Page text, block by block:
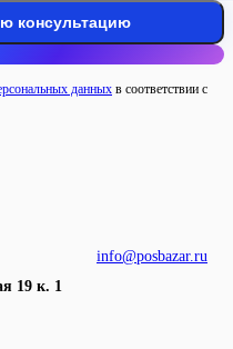
данных в соответствии с
info@posbazar.ru
19 к. 1